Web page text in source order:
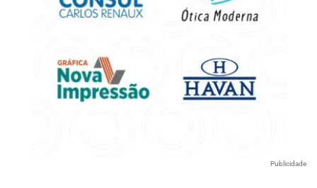
Publicidade